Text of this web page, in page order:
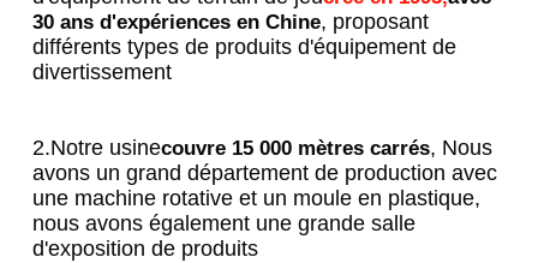
30 ans d'expériences en Chine, proposant
différents types de produits d'équipement de
divertissement
2.Notre usinecouvre 15 000 mètres carrés, Nous
avons un grand département de production avec
une machine rotative et un moule en plastique,
nous avons également une grande salle
d'exposition de produits